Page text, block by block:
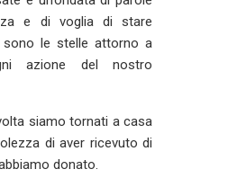
e di voglia di stare
sono le stelle attorno a
azione del nostro
siamo tornati a casa
di aver ricevuto di
donato.